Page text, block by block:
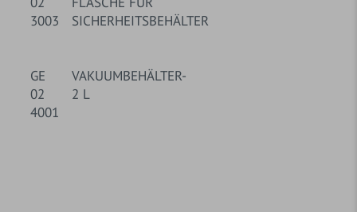
3003
SICHERHEITSBEHÄLTER
GE
02
4001
VAKUUMBEHÄLTER-
2 L